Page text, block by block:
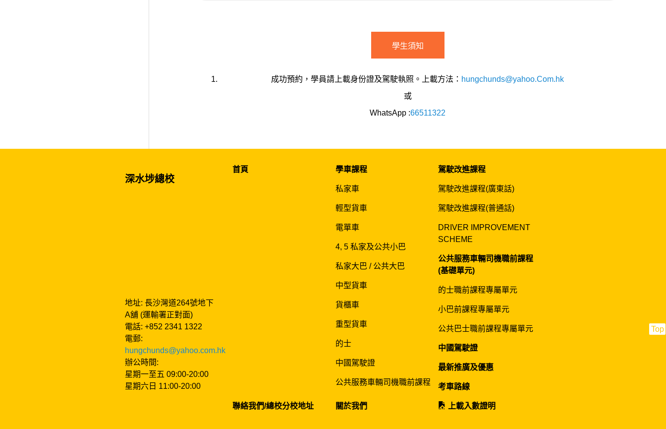
學生須知
成功預約，學員請上載身份證及駕駛執照。上載方法： hungchunds@yahoo.Com.hk
或
WhatsApp :66511322
深水埗總校
地址: 長沙灣道264號地下
A舖 (運輸署正對面)
電話: +852 2341 1322
電郵:
hungchunds@yahoo.com.hk
辦公時間:
星期一至五 09:00-20:00
星期六日 11:00-20:00
首頁 學車課程
私家車
輕型貨車
電單車
4, 5 私家及公共小巴
私家大巴 / 公共大巴
中型貨車
貨櫃車
重型貨車
的士
中國駕駛證
公共服務車輛司機職前課程
駕駛改進課程
駕駛改進課程(廣東話)
駕駛改進課程(普通話)
DRIVER IMPROVEMENT
SCHEME
公共服務車輛司機職前課程
(基礎單元)
的士職前課程專屬單元
小巴前課程專屬單元
公共巴士職前課程專屬單元
中國駕駛證
最新推廣及優惠
考車路線
聯絡我們/總校分校地址 關於我們 上載入數證明
Top